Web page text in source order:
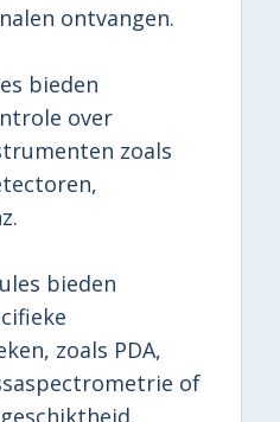
ontvangen.
bieden
over
zoals
bieden
zoals PDA,
of